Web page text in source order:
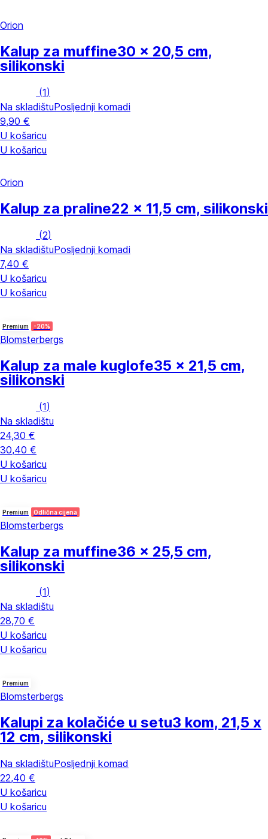
Orion
Kalup za muffine30 x 20,5 cm,
silikonski
(1)
Na skladištuPosljednji komadi
9,90 €
U košaricu
U košaricu
Orion
Kalup za praline22 x 11,5 cm, silikonski
(2)
Na skladištuPosljednji komadi
7,40 €
U košaricu
U košaricu
Premium -20%
Blomsterbergs
Kalup za male kuglofe35 x 21,5 cm,
silikonski
(1)
Na skladištu
24,30 €
30,40 €
U košaricu
U košaricu
Premium Odlična cijena
Blomsterbergs
Kalup za muffine36 x 25,5 cm,
silikonski
(1)
Na skladištu
28,70 €
U košaricu
U košaricu
Premium
Blomsterbergs
Kalupi za kolačiće u setu3 kom, 21,5 x
12 cm, silikonski
Na skladištuPosljednji komad
22,40 €
U košaricu
U košaricu